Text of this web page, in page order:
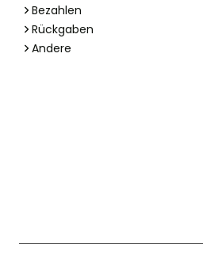
Bezahlen
Rückgaben
Andere